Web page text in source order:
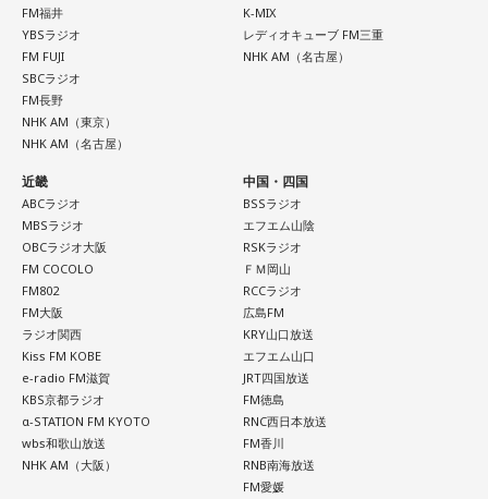
「あ、自分もバンドできるんだ」みたいな、そういうときの
ワクワク感のようなものが、いろんな不安や葛藤を飛び越え
ちゃうみたいな、そういうバイタリティのある曲だなと思い
ます。歌詞は自分と向き合っている部分も結構あるんですけ
ど、音像がかなり爽やかなので、そういうものを飛び越えて
いくような“若さ”をすごく感じました。
次回8月8日（土）の放送は、シンガーソングライター・バー
チャルYouTuberのぼっちぼろまるさんをゲストに迎えてお届
けします。
----------------------------------------------------
この日の放送をradikoタイムフリーで聴く
※放送エリア外の方は、プレミアム会員の登録でご利用いた
だけます。
----------------------------------------------------
＜番組概要＞
番組名：JA全農 COUNTDOWN JAPAN
放送エリア：TOKYO FMをはじめとする、JFN全国38局ネッ
性を語ります。
江原：やっぱり、集中力が欠けちゃうしね。だからご飯を食
べて、新しいお家を建てればまたよく寝られたりすると思う
けれど、そういう風な自分自身のメンテナンスというか、そ
れを大事にして、コンディションを常に最高に整えるという
ことであれば、もしかしたら悩んでいた時期は体調が不安定
だったかもしれない。だって、普段だったら前向きにいける
ところが、何かふと不安になっちゃったりするでしょう。
例えば、小さいお子さんがいるときって、やっぱり楽しいけ
れど身体がついていけないときって、ちょっと子育てが憂鬱
になったりする時って出ちゃうじゃないですか。子どもの元
気な「キャー！」というのも、元気なときには「もう！」と
いうくらいで済むけれど、頭が痛いときはキツイもんね。そ
ういうことなんですよね。
自分の体力、コンディション。「元気」の「気」は中がお米
（氣）だから、しっかり食べて、元気をつけていってくださ
い。それも、仕事のうちです。
FM福井
YBSラジオ
FM FUJI
SBCラジオ
FM長野
NHK AM（東京）
NHK AM（名古屋）
K-MIX
レディオキューブ FM三重
NHK AM（名古屋）
近畿
ABCラジオ
MBSラジオ
OBCラジオ大阪
FM COCOLO
FM802
FM大阪
ラジオ関西
Kiss FM KOBE
e-radio FM滋賀
KBS京都ラジオ
α-STATION FM KYOTO
wbs和歌山放送
NHK AM（大阪）
中国・四国
BSSラジオ
エフエム山陰
RSKラジオ
ＦＭ岡山
RCCラジオ
広島FM
KRY山口放送
エフエム山口
JRT四国放送
FM徳島
RNC西日本放送
FM香川
RNB南海放送
FM愛媛